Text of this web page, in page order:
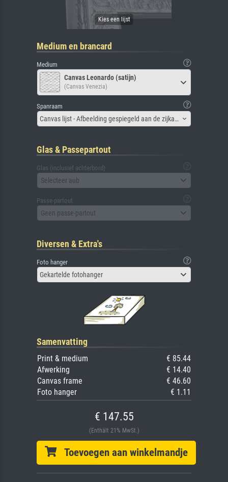
Medium en brancard
Medium
Canvas Leonardo (satijn)
(Canvas Venezia)
Spanraam
Canvas lijst - Afbeelding gespiegeld aan de zijkant
Glas & Passepartout
Glas (inclusief achterbord)
Selecteer aub
Passe-partout
Geen passe-partout
Diversen & Extra's
Foto hanger
Gekartelde fotohanger
Samenvatting
Print & medium
€ 85.44
Afwerking
€ 14.40
Canvas frame
€ 46.60
Foto hanger
€ 1.11
€ 147.55
(Enthält 21% MwSt.)
Toevoegen aan winkelmandje